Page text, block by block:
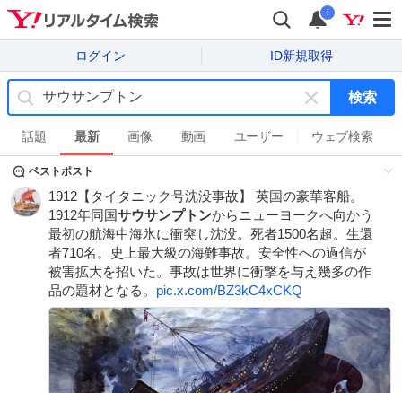
i
ログイン ID新規取得
キ
ー
ワ
ド
を
消
す
検索
話題 最新 画像 動画 ユーザー ウェブ検索
ベストポスト
1912【タイタニック号沈没事故】 英国の豪華客船。
1912年同国サウサンプトンからニューヨークへ向かう
最初の航海中海氷に衝突し沈没。死者1500名超。生還
者710名。史上最大級の海難事故。安全性への過信が
被害拡大を招いた。事故は世界に衝撃を与え幾多の作
品の題材となる。 pic.x.com/BZ3kC4xCKQ